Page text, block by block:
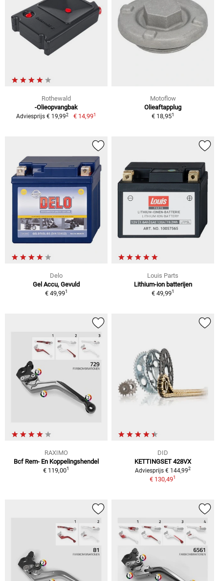
Rothewald
-Olieopvangbak
Adviesprijs € 19,992 € 14,991
Motoflow
Olieaftapplug
€ 18,951
Delo
Gel Accu, Gevuld
€ 49,991
Louis Parts
Lithium-ion batterijen
€ 49,991
RAXIMO
Bcf Rem- En Koppelingshendel
€ 119,001
DID
KETTINGSET 428VX
Adviesprijs € 144,992
€ 130,491